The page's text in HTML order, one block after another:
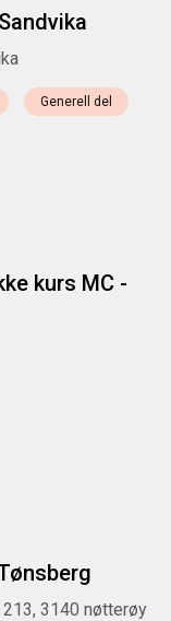
Generell del
kurs MC -
3140 nøtterøy